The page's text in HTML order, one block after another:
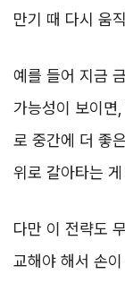
만기 때 다시 움
예를 들어 지금
가능성이 보이면
로 중간에 더 좋
위로 갈아타는
다만 이 전략도
교해야 해서 손